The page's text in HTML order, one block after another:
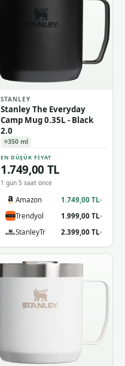
STANLEY
Stanley The Everyday
Camp Mug 0.35L - Black
2.0
350 ml
EN DÜŞÜK FIYAT
1.749,00 TL
1 gün 5 saat önce
Amazon 1.749,00 TL›
Trendyol 1.999,00 TL›
StanleyTr 2.399,00 TL›